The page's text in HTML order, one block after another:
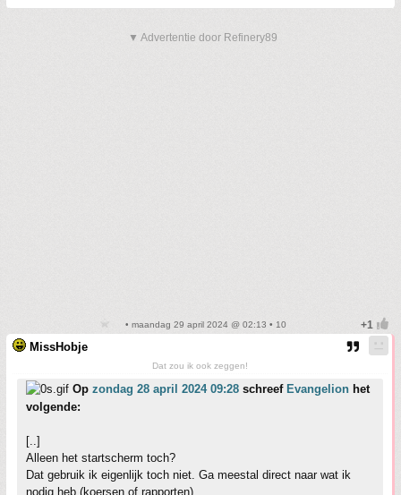
▼ Advertentie door Refinery89
• maandag 29 april 2024 @ 02:13 • 10
MissHobje
Dat zou ik ook zeggen!
Op zondag 28 april 2024 09:28 schreef Evangelion het
volgende:
[..]
Alleen het startscherm toch?
Dat gebruik ik eigenlijk toch niet. Ga meestal direct naar wat ik
nodig heb (koersen of rapporten).